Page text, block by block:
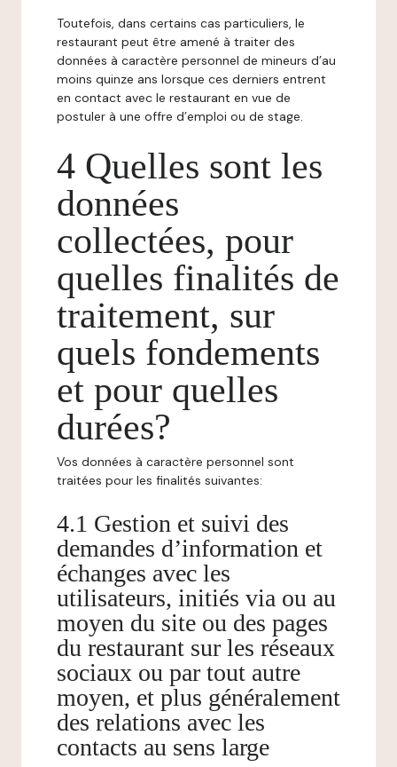
Toutefois, dans certains cas particuliers, le
restaurant peut être amené à traiter des
données à caractère personnel de mineurs d’au
moins quinze ans lorsque ces derniers entrent
en contact avec le restaurant en vue de
postuler à une offre d’emploi ou de stage.
4 Quelles sont les
données
collectées, pour
quelles finalités de
traitement, sur
quels fondements
et pour quelles
durées?
Vos données à caractère personnel sont
traitées pour les finalités suivantes:
4.1 Gestion et suivi des
demandes d’information et
échanges avec les
utilisateurs, initiés via ou au
moyen du site ou des pages
du restaurant sur les réseaux
sociaux ou par tout autre
moyen, et plus généralement
des relations avec les
contacts au sens large